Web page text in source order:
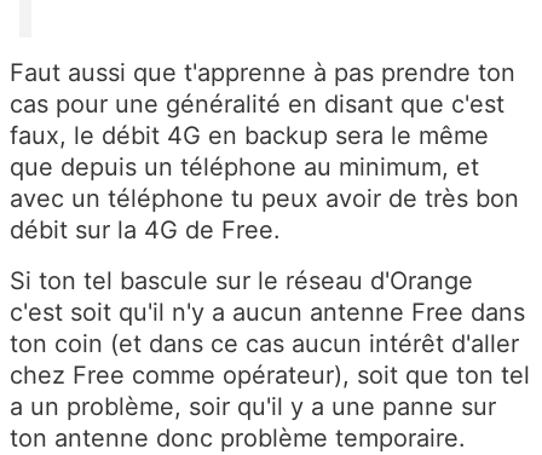
Faut aussi que t'apprenne à pas prendre ton
cas pour une généralité en disant que c'est
faux, le débit 4G en backup sera le même
que depuis un téléphone au minimum, et
avec un téléphone tu peux avoir de très bon
débit sur la 4G de Free.
Si ton tel bascule sur le réseau d'Orange
c'est soit qu'il n'y a aucun antenne Free dans
ton coin (et dans ce cas aucun intérêt d'aller
chez Free comme opérateur), soit que ton tel
a un problème, soir qu'il y a une panne sur
ton antenne donc problème temporaire.